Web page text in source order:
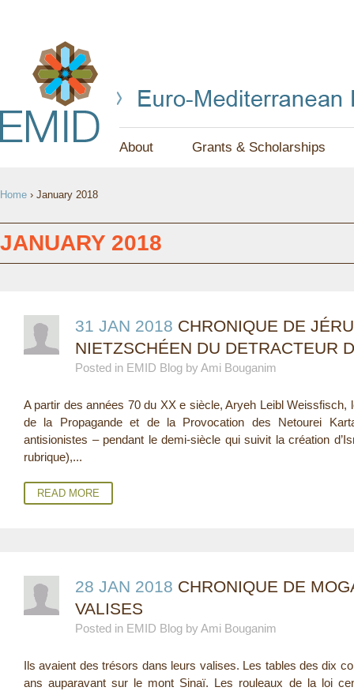
About Grants & Scholarships
U
A
Home › January 2018
JANUARY 2018
31 JAN 2018 CHRONIQUE DE
NIETZSCHÉEN DU DETRACTEUR
Posted in EMID Blog by Ami Bouganim
A partir des années 70 du XX e siècle, Aryeh Leibl Weissfisch,
de la Propagande et de la Provocation des Netourei
antisionistes – pendant le demi-siècle qui suivit la création
rubrique),...
READ MORE
28 JAN 2018 CHRONIQUE DE
VALISES
Posted in EMID Blog by Ami Bouganim
Ils avaient des trésors dans leurs valises. Les tables des dix
ans auparavant sur le mont Sinaï. Les rouleaux de la loi